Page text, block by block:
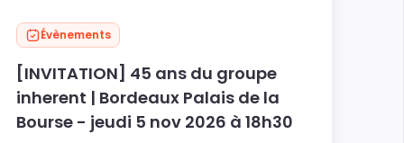
Évènements
[INVITATION] 45 ans du groupe
inherent | Bordeaux Palais de la
Bourse - jeudi 5 nov 2026 à 18h30